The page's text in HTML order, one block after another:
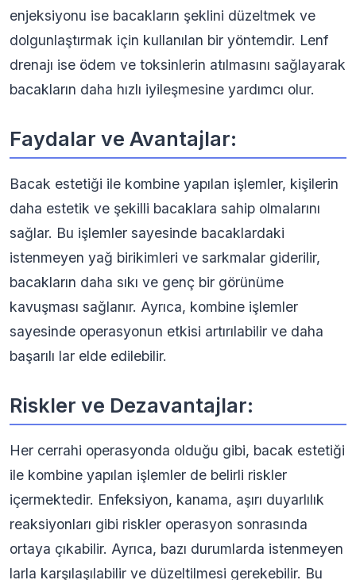
enjeksiyonu ise bacakların şeklini düzeltmek ve
dolgunlaştırmak için kullanılan bir yöntemdir. Lenf
drenajı ise ödem ve toksinlerin atılmasını sağlayarak
bacakların daha hızlı iyileşmesine yardımcı olur.
Faydalar ve Avantajlar:
Bacak estetiği ile kombine yapılan işlemler, kişilerin
daha estetik ve şekilli bacaklara sahip olmalarını
sağlar. Bu işlemler sayesinde bacaklardaki
istenmeyen yağ birikimleri ve sarkmalar giderilir,
bacakların daha sıkı ve genç bir görünüme
kavuşması sağlanır. Ayrıca, kombine işlemler
sayesinde operasyonun etkisi artırılabilir ve daha
başarılı lar elde edilebilir.
Riskler ve Dezavantajlar:
Her cerrahi operasyonda olduğu gibi, bacak estetiği
ile kombine yapılan işlemler de belirli riskler
içermektedir. Enfeksiyon, kanama, aşırı duyarlılık
reaksiyonları gibi riskler operasyon sonrasında
ortaya çıkabilir. Ayrıca, bazı durumlarda istenmeyen
larla karşılaşılabilir ve düzeltilmesi gerekebilir. Bu